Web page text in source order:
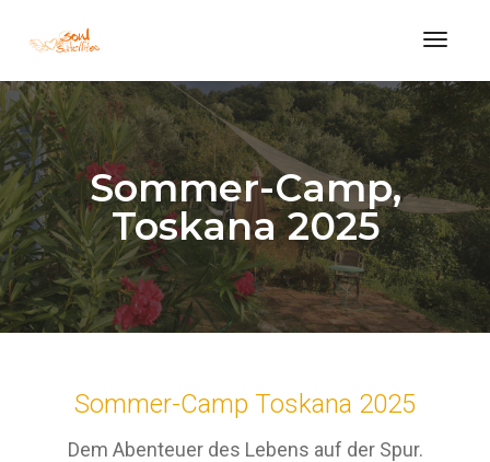
Sommer-Camp,
Toskana 2025
Sommer-Camp Toskana 2025
Dem Abenteuer des Lebens auf der Spur.